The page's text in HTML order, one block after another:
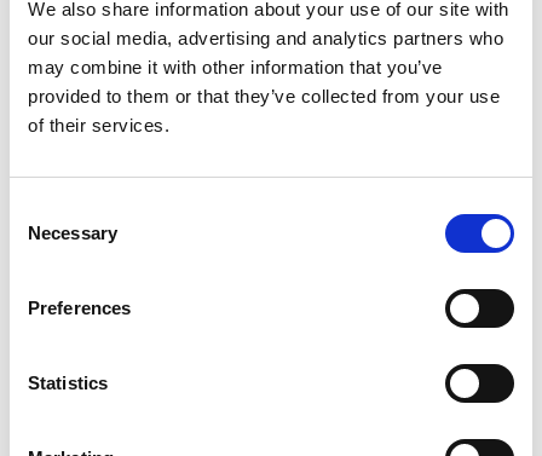
We also share information about your use of our site with
our social media, advertising and analytics partners who
may combine it with other information that you’ve
provided to them or that they’ve collected from your use
of their services.
Selection
Necessary
Preferences
Statistics
Lebensqualität der fünf bis sechs Millionen
Menschen, die weltweit mit entzündlichen
Darmerkrankungen leben.
Chronisch-entzündliche Darmerkrankungen
umfassen eine Gruppe von Beschwerden, bei
Erfahren Sie mehr
entzündliche Darmerkrankung, bei der die